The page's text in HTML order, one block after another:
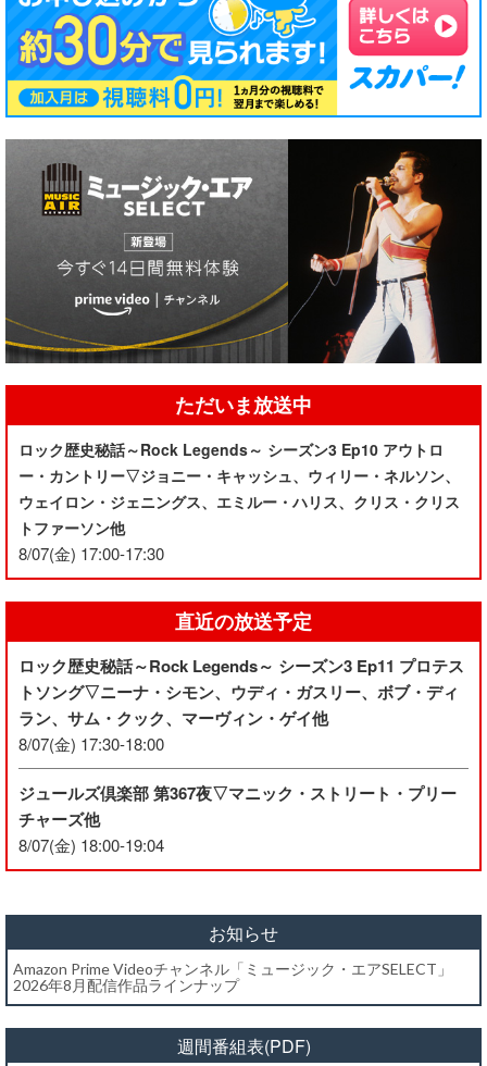
ただいま放送中
ロック歴史秘話～Rock Legends～ シーズン3 Ep10 アウトロ
ー・カントリー▽ジョニー・キャッシュ、ウィリー・ネルソン、
ウェイロン・ジェニングス、エミルー・ハリス、クリス・クリス
トファーソン他
8/07(金) 17:00-17:30
直近の放送予定
ロック歴史秘話～Rock Legends～ シーズン3 Ep11 プロテス
トソング▽ニーナ・シモン、ウディ・ガスリー、ボブ・ディ
ラン、サム・クック、マーヴィン・ゲイ他
8/07(金) 17:30-18:00
ジュールズ倶楽部 第367夜▽マニック・ストリート・プリー
チャーズ他
8/07(金) 18:00-19:04
お知らせ
Amazon Prime Videoチャンネル「ミュージック・エアSELECT」
2026年8月配信作品ラインナップ
週間番組表(PDF)